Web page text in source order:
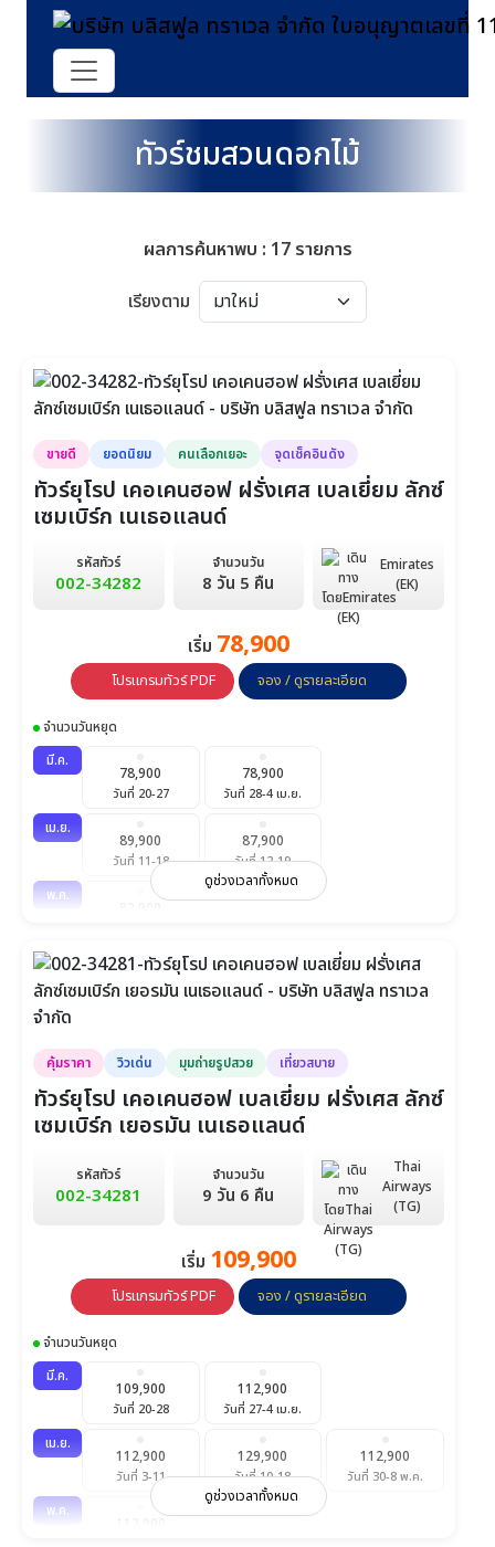
ทัวร์ชมสวนดอกไม้
ผลการค้นหาพบ : 17 รายการ
เรียงตาม
ขายดี ยอดนิยม คนเลือกเยอะ จุดเช็คอินดัง
ทัวร์ยุโรป เคอเคนฮอฟ ฝรั่งเศส เบลเยี่ยม ลักซ์
เซมเบิร์ก เนเธอแลนด์
รหัสทัวร์
002-34282
จำนวนวัน
8 วัน 5 คืน
Emirates
(EK)
เริ่ม 78,900
โปรแกรมทัวร์ PDF จอง / ดูรายละเอียด
จำนวนวันหยุด
มี.ค.
78,900
วันที่ 20-27
78,900
วันที่ 28-4 เม.ย.
เม.ย.
89,900
วันที่ 11-18
87,900
วันที่ 12-19
พ.ค.
ดูช่วงเวลาทั้งหมด
คุ้มราคา วิวเด่น มุมถ่ายรูปสวย เที่ยวสบาย
ทัวร์ยุโรป เคอเคนฮอฟ เบลเยี่ยม ฝรั่งเศส ลักซ์
เซมเบิร์ก เยอรมัน เนเธอแลนด์
รหัสทัวร์
002-34281
จำนวนวัน
9 วัน 6 คืน
Thai
Airways
(TG)
เริ่ม 109,900
โปรแกรมทัวร์ PDF จอง / ดูรายละเอียด
จำนวนวันหยุด
มี.ค.
109,900
วันที่ 20-28
112,900
วันที่ 27-4 เม.ย.
เม.ย.
112,900
วันที่ 3-11
129,900
วันที่ 10-18
112,900
วันที่ 30-8 พ.ค.
พ.ค.
ดูช่วงเวลาทั้งหมด